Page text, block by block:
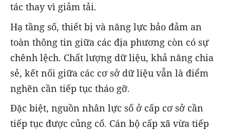
tác thay vì giảm tải.
Hạ tầng số, thiết bị và năng lực bảo đảm an
toàn thông tin giữa các địa phương còn có sự
chênh lệch. Chất lượng dữ liệu, khả năng chia
sẻ, kết nối giữa các cơ sở dữ liệu vẫn là điểm
nghẽn cần tiếp tục tháo gỡ.
Đặc biệt, nguồn nhân lực số ở cấp cơ sở cần
tiếp tục được củng cố. Cán bộ cấp xã vừa tiếp